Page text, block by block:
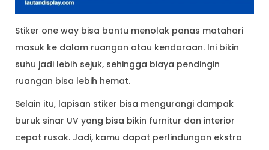
Stiker one way bisa bantu menolak panas matahari
masuk ke dalam ruangan atau kendaraan. Ini bikin
suhu jadi lebih sejuk, sehingga biaya pendingin
ruangan bisa lebih hemat.
Selain itu, lapisan stiker bisa mengurangi dampak
buruk sinar UV yang bisa bikin furnitur dan interior
cepat rusak. Jadi, kamu dapat perlindungan ekstra